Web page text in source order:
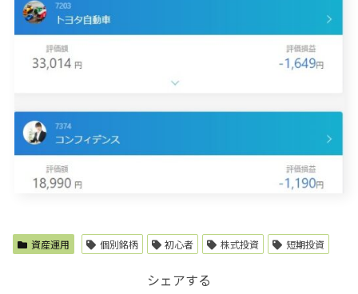
資産運用 個別銘柄 初心者 株式投資 短期投資
シェアする